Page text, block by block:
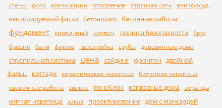
стены фото вентиляция отопление тепловая сеть вентфасад
вентилируемый фасад бетонщики бетонные работы
фундамент кирпичный кирпич техника безопасности брус
бревно баня фирма пристройка срубы деревянные дома
стропильная система цена сайдинг фронтон двойной
фальц
коттедж керамическая черепица
битумная черепица
сварочные работы сварка пеноблок каркасные дома веранда
мягкая черепица заказ проектирование дом с мансардой